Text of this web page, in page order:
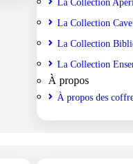
La Collection Cave
La Collection
La Collection
À propos
À propos des